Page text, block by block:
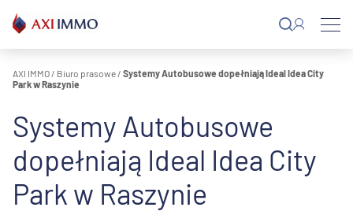
do
treści
AXI IMMO / Biuro prasowe / Systemy Autobusowe dopełniają Ideal Idea City
Park w Raszynie
Systemy Autobusowe
dopełniają Ideal Idea City
Park w Raszynie